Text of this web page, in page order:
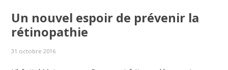
Un nouvel espoir de prévenir la
rétinopathie
31 octobre 2016